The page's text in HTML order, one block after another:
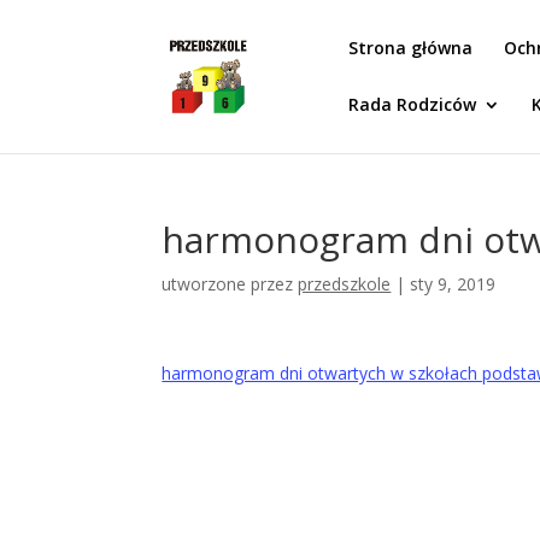
Strona główna
Rada Rodziców
harmonogram dni
utworzone przezprzedszkole | sty 9, 2019
harmonogram dni otwartych w szkołach